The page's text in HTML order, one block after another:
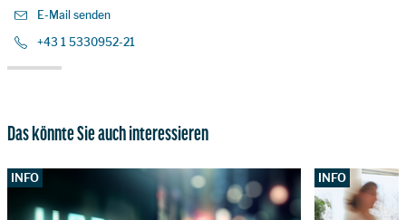
E-Mail senden
+43 1 5330952-21
Das könnte Sie auch interessieren
INFO INFO